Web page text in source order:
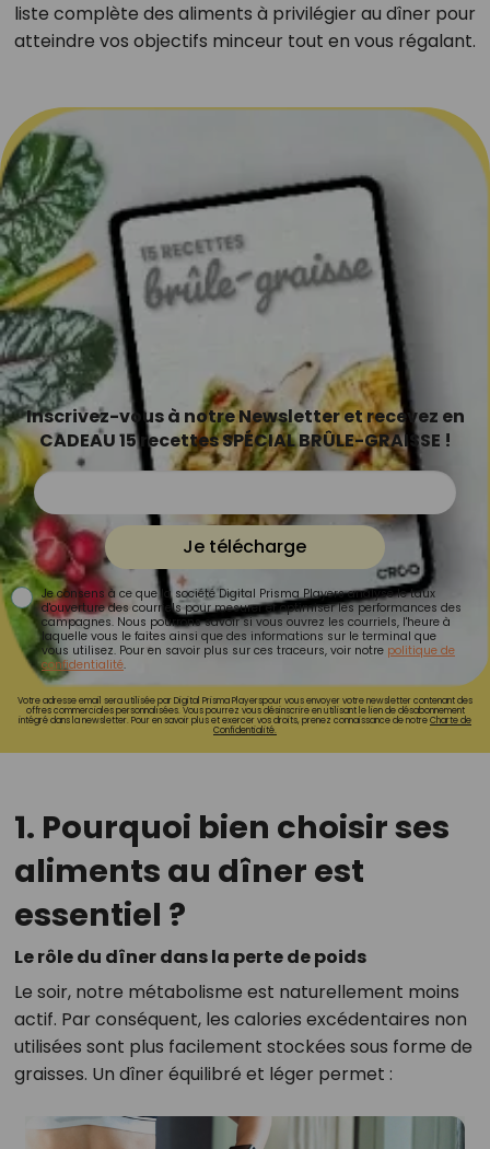
liste complète des aliments à privilégier au dîner pour
atteindre vos objectifs minceur tout en vous régalant.
Inscrivez-vous à notre Newsletter et recevez en
CADEAU 15 recettes SPÉCIAL BRÛLE-GRAISSE !
Je télécharge
Je consens à ce que la société Digital Prisma Players analyse le taux
d'ouverture des courriels pour mesurer et optimiser les performances des
campagnes. Nous pourrons savoir si vous ouvrez les courriels, l'heure à
laquelle vous le faites ainsi que des informations sur le terminal que
vous utilisez. Pour en savoir plus sur ces traceurs, voir notre politique de
confidentialité.
Votre adresse email sera utilisée par Digital Prisma Playerspour vous envoyer votre newsletter contenant des
offres commerciales personnalisées. Vous pourrez vous désinscrire en utilisant le lien de désabonnement
intégré dans la newsletter. Pour en savoir plus et exercer vos droits, prenez connaissance de notreCharte de
Confidentialité.
1. Pourquoi bien choisir ses
aliments au dîner est
essentiel ?
Le rôle du dîner dans la perte de poids
Le soir, notre métabolisme est naturellement moins
actif. Par conséquent, les calories excédentaires non
utilisées sont plus facilement stockées sous forme de
graisses. Un dîner équilibré et léger permet :